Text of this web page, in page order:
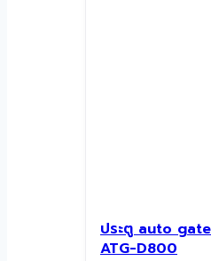
ประตู auto
ATG-D800